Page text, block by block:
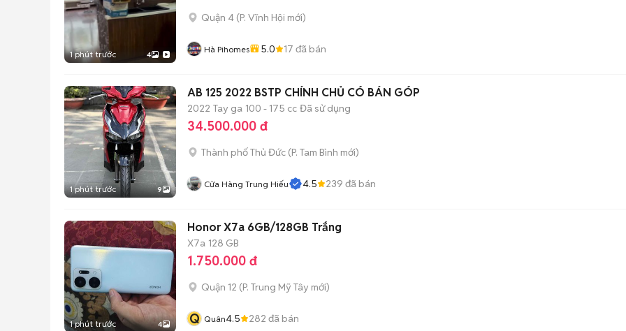
1 phút trước 4
Quận 4 (P. Vĩnh Hội mới)
Hà Pihomes 5.0 17 đã bán
1 phút trước 9
AB 125 2022 BSTP CHÍNH CHỦ CÓ BÁN GÓP
2022 Tay ga 100 - 175 cc Đã sử dụng
34.500.000 đ
Thành phố Thủ Đức (P. Tam Bình mới)
Cửa Hàng Trung Hiếu 4.5 239 đã bán
1 phút trước 4
Honor X7a 6GB/128GB Trắng
X7a 128 GB
1.750.000 đ
Quận 12 (P. Trung Mỹ Tây mới)
Q Quân4.5 282 đã bán